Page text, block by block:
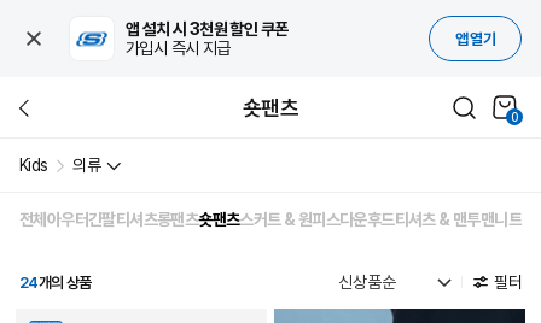
앱 설치 시 3천원 할인 쿠폰
가입시 즉시 지급
앱 열기
숏팬츠 0
Kids 의류
전체 아우터긴팔티셔츠롱팬츠숏팬츠스커트 & 원피스다운후드티셔츠 & 맨투맨니트
24개의 상품 필터